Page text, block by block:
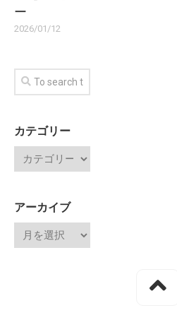
ー
2026/01/12
カテゴリー
アーカイブ